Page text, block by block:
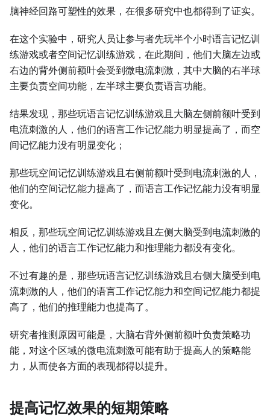
脑神经回路可塑性的效果，在很多研究中也都得到了证实。
在这个实验中，研究人员让参与者先玩半个小时语言记忆训
练游戏或者空间记忆训练游戏，在此期间，他们大脑左边或
右边的背外侧前额叶会受到微电流刺激，其中大脑的右半球
主要负责空间功能，左半球主要负责语言功能。
结果发现，那些玩语言记忆训练游戏且大脑左侧前额叶受到
电流刺激的人，他们的语言工作记忆能力明显提高了，而空
间记忆能力没有明显变化；
那些玩空间记忆训练游戏且右侧前额叶受到电流刺激的人，
他们的空间记忆能力提高了，而语言工作记忆能力没有明显
变化。
相反，那些玩空间记忆训练游戏且左侧大脑受到电流刺激的
人，他们的语言工作记忆能力和推理能力都没有变化。
不过有趣的是，那些玩语言记忆训练游戏且右侧大脑受到电
流刺激的人，他们的语言工作记忆能力和空间记忆能力都提
高了，他们的推理能力也提高了。
研究者推测原因可能是，大脑右背外侧前额叶负责策略功
能，对这个区域的微电流刺激可能有助于提高人的策略能
力，从而使各方面的表现都得以提升。
提高记忆效果的短期策略